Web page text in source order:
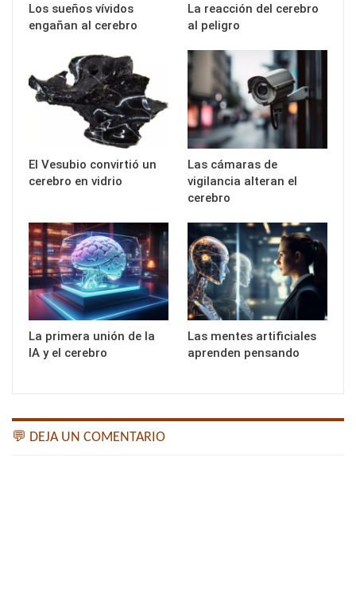
Los sueños vívidos
engañan al cerebro
La reacción del cerebro
al peligro
El Vesubio convirtió un
cerebro en vidrio
Las cámaras de
vigilancia alteran el
cerebro
La primera unión de la
IA y el cerebro
Las mentes artificiales
aprenden pensando
💬 DEJA UN COMENTARIO